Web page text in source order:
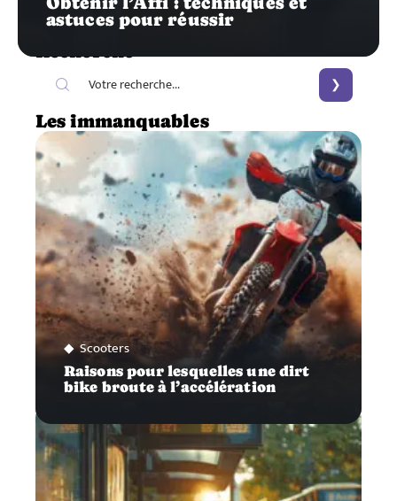
astuces pour réussir
Les immanquables
Scooters
Raisons pour lesquelles une dirt
bike broute à l’accélération